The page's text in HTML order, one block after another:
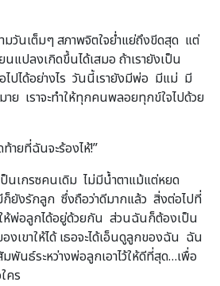
วันเต็มๆ สภาพจิตใจย่ำแย่ถึงขีดสุด แต่
แปลงเกิดขึ้นได้เสมอ ถ้าเรายังเป็น
ไปได้อย่างไร วันนี้เรายังมีพ่อ มีแม่ มี
ย เราจะทำให้ทุกคนพลอยทุกข์ใจไปด้วย
ยที่ฉันจะร้องไห้!”
นเกรซคนเดิม ไม่มีน้ำตาแม้แต่หยด
ก็ยังรักลูก ซึ่งถือว่าดีมากแล้ว สิ่งต่อไปที่
ห้พ่อลูกได้อยู่ด้วยกัน ส่วนฉันก็ต้องเป็น
เขาให้ได้ เธอจะได้เอ็นดูลูกของฉัน ฉัน
พันธ์ระหว่างพ่อลูกเอาไว้ให้ดีที่สุด…เพื่อ
คร